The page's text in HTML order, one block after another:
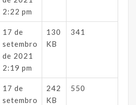
2:22 pm
17 de
setembro
de 2021
2:19 pm
130
KB
341
17 de
setembro
242
KB
550